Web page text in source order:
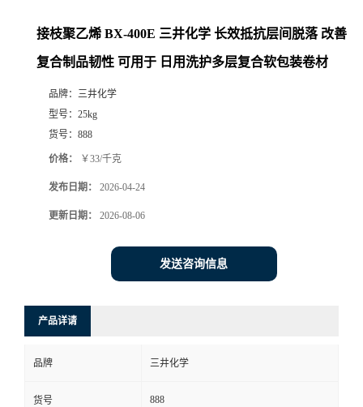
接枝聚乙烯 BX-400E 三井化学 长效抵抗层间脱落 改善
复合制品韧性 可用于 日用洗护多层复合软包装卷材
品牌： 三井化学
型号： 25kg
货号： 888
价格： ￥33/千克
发布日期： 2026-04-24
更新日期： 2026-08-06
发送咨询信息
产品详请
品牌 三井化学
货号 888